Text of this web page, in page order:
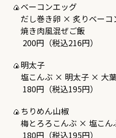
🍙ベーコンエッグ
だし巻き卵 × 炙りベーコ
焼き肉風混ぜご飯
200円（税込216円）
🍙明太子
塩こんぶ × 明太子 × 大
180円（税込195円）
🍙ちりめん山椒
梅とろろこんぶ × 塩こん
180円（税込195円）